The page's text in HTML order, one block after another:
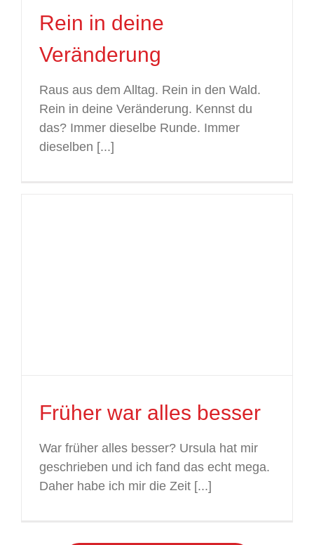
Rein in deine
Veränderung
Raus aus dem Alltag. Rein in den Wald.
Rein in deine Veränderung. Kennst du
das? Immer dieselbe Runde. Immer
dieselben [...]
Früher war alles besser
War früher alles besser? Ursula hat mir
geschrieben und ich fand das echt mega.
Daher habe ich mir die Zeit [...]